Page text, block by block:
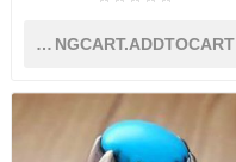
SHOPPINGCART.ADDTOCART